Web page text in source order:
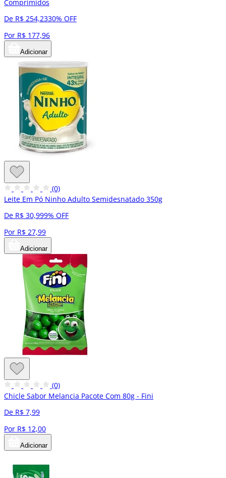
Comprimidos
De R$ 254,2330% OFF
Por R$ 177,96
Adicionar
(0)
Leite Em Pó Ninho Adulto Semidesnatado 350g
De R$ 30,999% OFF
Por R$ 27,99
Adicionar
(0)
Chicle Sabor Melancia Pacote Com 80g - Fini
De R$ 7,99
Por R$ 12,00
Adicionar